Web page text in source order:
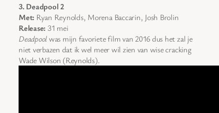
3. Deadpool 2
Met: Ryan Reynolds, Morena Baccarin, Josh Brolin
Release: 31 mei
Deadpoolwas mijn favoriete film van 2016 dus het zal je
niet verbazen dat ik wel meer wil zien van wise cracking
Wade Wilson (Reynolds).